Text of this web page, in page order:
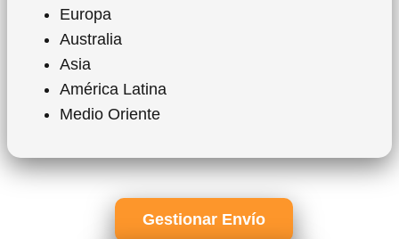
Europa
Australia
Asia
América Latina
Medio Oriente
Gestionar Envío